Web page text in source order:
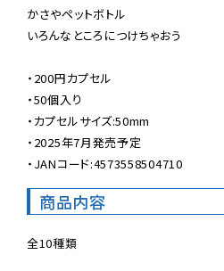
かさやペットボトル
いろんなところにつけちゃおう
・200円カプセル
・50個入り
・カプセルサイズ:50mm
・2025年7月発売予定
・JANコード:4573558504710
商品内容
全10種類